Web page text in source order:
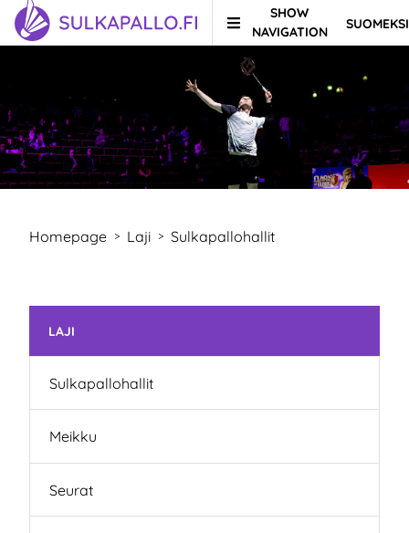
Skip to content
TO HOMEPAGE
SHOW
NAVIGATION
SUOMEKSI
Homepage > Laji > Sulkapallohallit
Skip subnavigation
LAJI
Sulkapallohallit
Meikku
Seurat